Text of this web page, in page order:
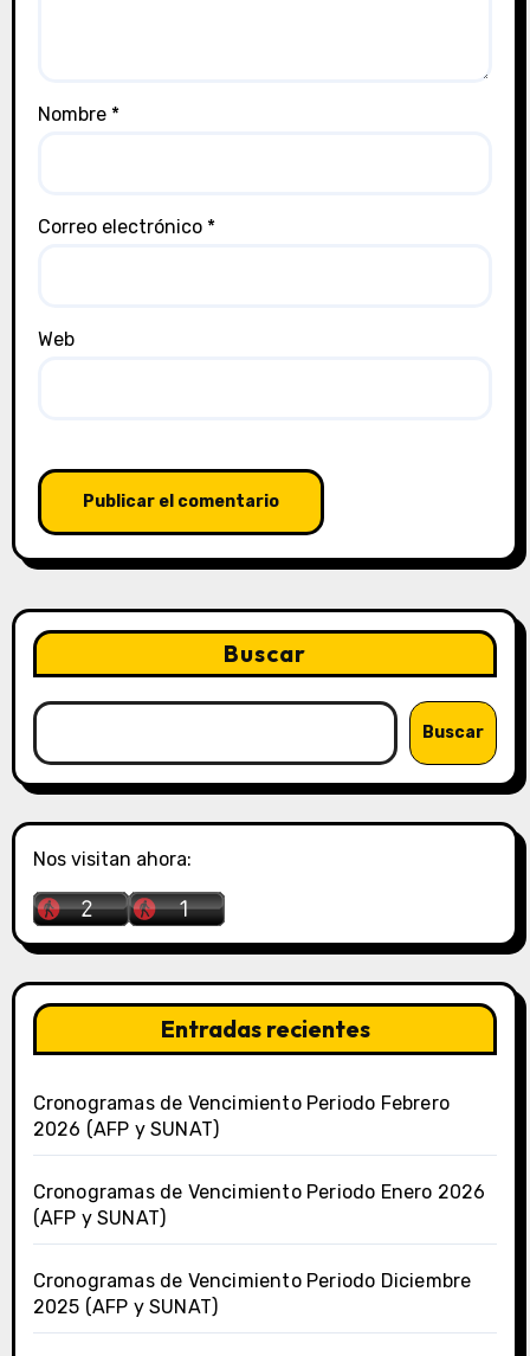
Nombre *
Correo electrónico *
Web
Buscar
Buscar
Nos visitan ahora:
Entradas recientes
Cronogramas de Vencimiento Periodo Febrero
2026 (AFP y SUNAT)
Cronogramas de Vencimiento Periodo Enero 2026
(AFP y SUNAT)
Cronogramas de Vencimiento Periodo Diciembre
2025 (AFP y SUNAT)